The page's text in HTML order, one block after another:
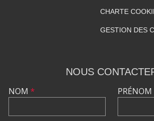
CHARTE
GESTION DES
NOUS
NOM * PRÉNOM